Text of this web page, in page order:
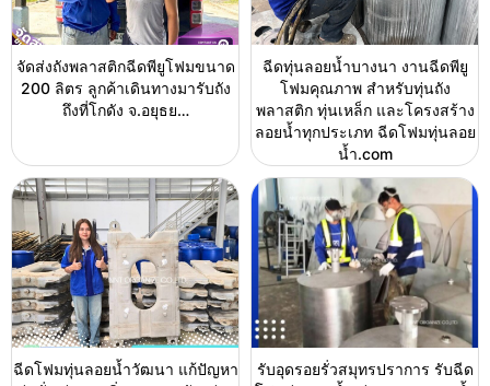
จัดส่งถังพลาสติกฉีดพียูโฟมขนาด
200 ลิตร ลูกค้าเดินทางมารับถัง
ถึงที่โกดัง จ.อยุธย…
ฉีดทุ่นลอยน้ำบางนา งานฉีดพียู
โฟมคุณภาพ สำหรับทุ่นถัง
พลาสติก ทุ่นเหล็ก และโครงสร้าง
ลอยน้ำทุกประเภท ฉีดโฟมทุ่นลอย
น้ำ.com
ฉีดโฟมทุ่นลอยน้ำวัฒนา แก้ปัญหา
รับอุดรอยรั่วสมุทรปราการ รับฉีด